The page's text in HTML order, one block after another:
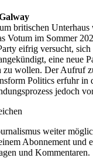
britischen Unterhaus
Votum im Sommer
eifrig versucht, sich
eine neue
zu wollen. Der Aufruf
Politics erfuhr in
jedoch
weiter
Abonnement und
und Kommentaren.